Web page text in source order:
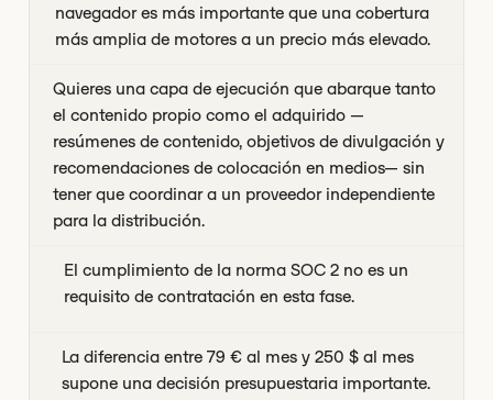
navegador es más importante que una cobertura
más amplia de motores a un precio más elevado.
Quieres una capa de ejecución que abarque tanto
el contenido propio como el adquirido —
resúmenes de contenido, objetivos de divulgación y
recomendaciones de colocación en medios— sin
tener que coordinar a un proveedor independiente
para la distribución.
El cumplimiento de la norma SOC 2 no es un
requisito de contratación en esta fase.
La diferencia entre 79 € al mes y 250 $ al mes
supone una decisión presupuestaria importante.